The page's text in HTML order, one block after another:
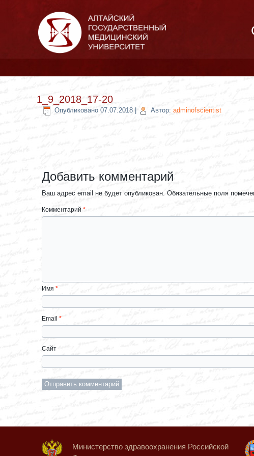
1_9_2018_17-20
Опубликовано 07.07.2018 Автор: adminofscientist
Добавить комментарий
Ваш адрес email не будет опубликован. Обязательные поля
Комментарий *
Имя *
Email *
Сайт
Министерство здравоохранения Российской